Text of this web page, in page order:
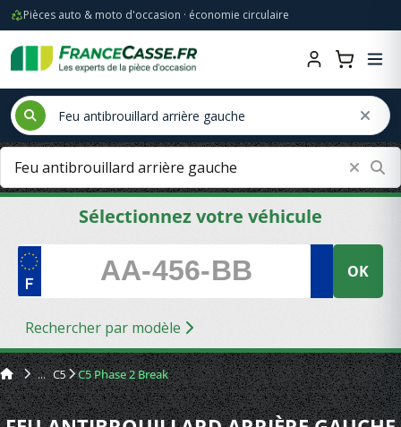
Pièces auto & moto d'occasion · économie circulaire
Sélectionnez votre véhicule
OK
Rechercher par modèle
C5 C5 Phase 2 Break